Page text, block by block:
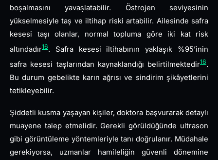
boşalmasını yavaşlatabilir. Östrojen seviyesinin
yükselmesiyle taş ve iltihap riski artabilir. Ailesinde safra
kesesi taşı olanlar, normal topluma göre iki kat risk
altındadır16. Safra kesesi iltihabının yaklaşık %95’inin
safra kesesi taşlarından kaynaklandığı belirtilmektedir16.
Bu durum gebelikte karın ağrısı ve sindirim şikâyetlerini
tetikleyebilir.
Şiddetli kusma yaşayan kişiler, doktora başvurarak detaylı
muayene talep etmelidir. Gerekli görüldüğünde ultrason
gibi görüntüleme yöntemleriyle tanı doğrulanır. Müdahale
gerekiyorsa, uzmanlar hamileliğin güvenli dönemine